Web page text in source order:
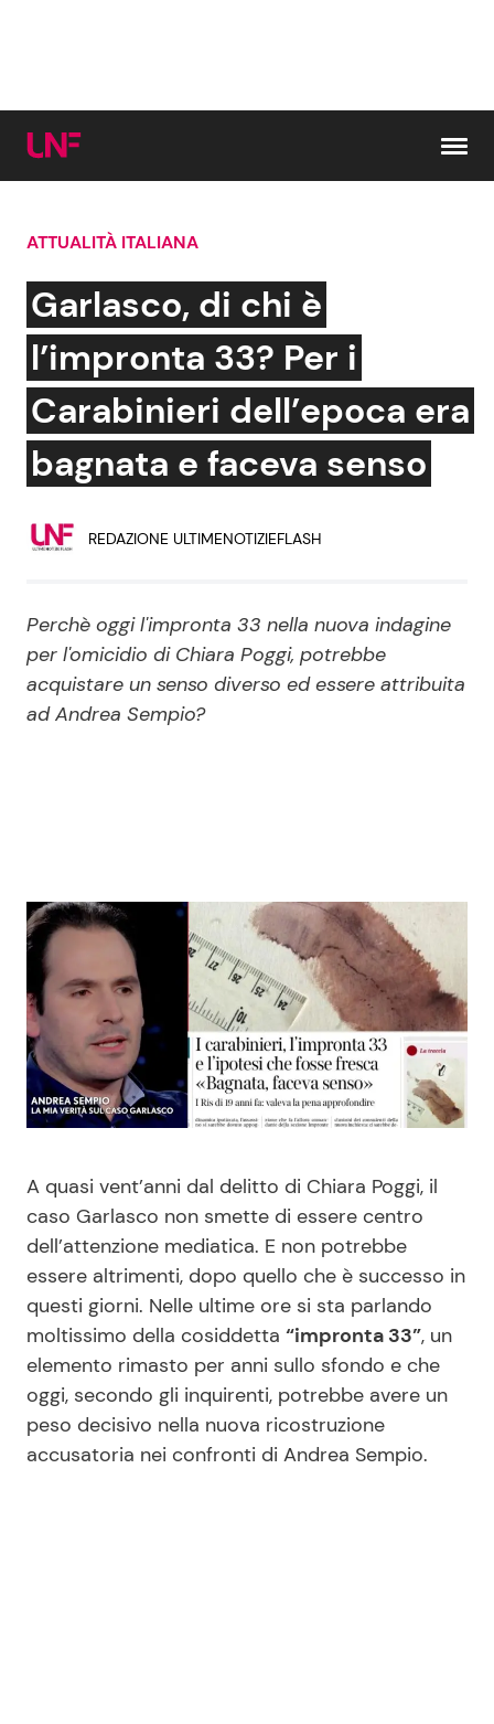
Cerca:
News e Cronaca
Attualità Italiana
Dal Mondo
Politica
Gossip e TV
Bellezze VIP
Reality e Talent
News Spettacolo
Benessere
Casa
Mondo Mamma
News benessere
Salute
Viaggi e Turismo
Festività
Cucina e Ricette
Consigli di Cucina
Le Ricette in TV
Primi Piatti
Ricette Facili e Veloci
Ricette Feste
Ricette per Bambini
ATTUALITÀ ITALIANA
Garlasco, di chi è
l’impronta 33? Per i
Carabinieri dell’epoca era
bagnata e faceva senso
REDAZIONE ULTIMENOTIZIEFLASH
Perchè oggi l'impronta 33 nella nuova indagine
per l'omicidio di Chiara Poggi, potrebbe
acquistare un senso diverso ed essere attribuita
ad Andrea Sempio?
A quasi vent’anni dal delitto di Chiara Poggi, il
caso Garlasco non smette di essere centro
dell’attenzione mediatica. E non potrebbe
essere altrimenti, dopo quello che è successo in
questi giorni. Nelle ultime ore si sta parlando
moltissimo della cosiddetta “impronta 33”, un
elemento rimasto per anni sullo sfondo e che
oggi, secondo gli inquirenti, potrebbe avere un
peso decisivo nella nuova ricostruzione
accusatoria nei confronti di Andrea Sempio.